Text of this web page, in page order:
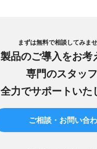
まずは無料で相談してみま
製品のご導入をお考
専門のスタッ
全力でサポートいた
ご相談・お問い合